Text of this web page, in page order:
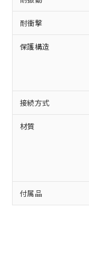
耐衝撃
保護構造
接続方式
材質
付属品
タ
覧
準
了
正
様
ム
ご
オ
在
事
示
マ
ビ
メ
鉛(Pb)
ミウム(Cd)
六価クロ
類(PBB)
(PBDE)
ル)
ルベンジル
（DBP）
但し、
適用除外項目
フタル酸エ
図的な使用
部品在
月が前
*中国
Pb(鉛)
Cr(Ⅵ)(六価
ニル類) :
DBP(フタ
イソブチル
DEHP(フ
※2 環
「ｅ」
準値以
「10」
質が外
及ぼさな
ま
国
可
当
全
い
当
ル
武
使
当
場
該
販
法
り